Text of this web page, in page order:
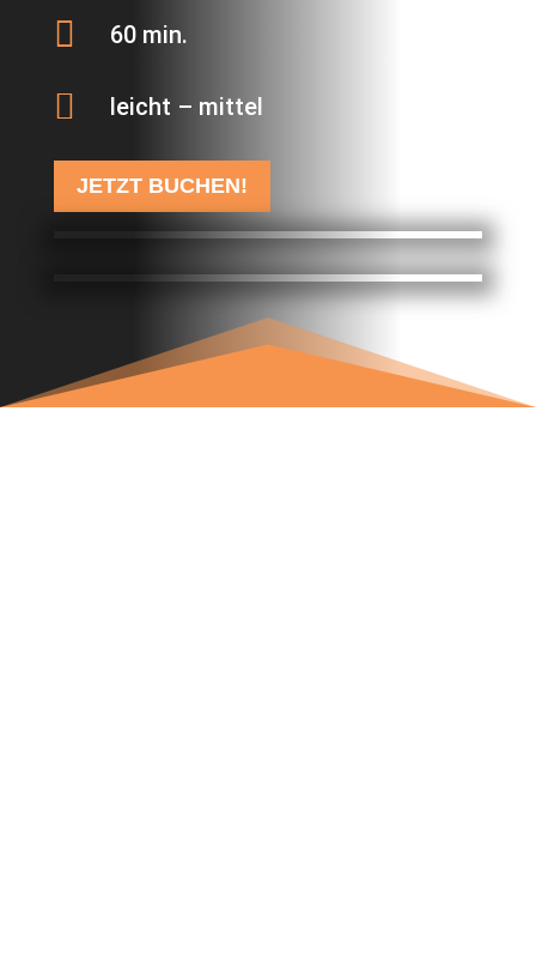
 60 min.
 leicht – mittel
JETZT BUCHEN!